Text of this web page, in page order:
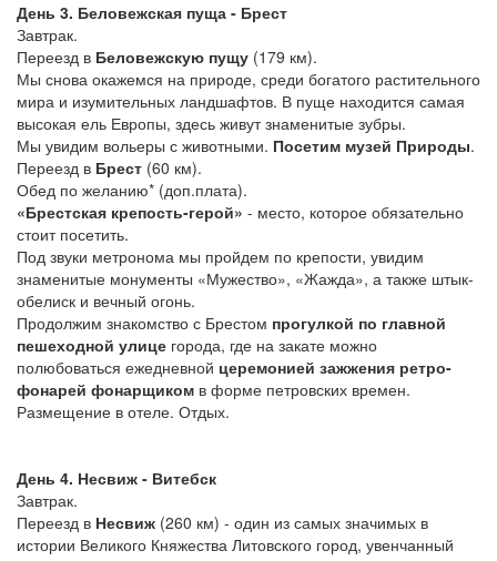
День 3. Беловежская пуща - Брест
Завтрак.
Переезд в Беловежскую пущу (179 км).
Мы снова окажемся на природе, среди богатого растительного
мира и изумительных ландшафтов. В пуще находится самая
высокая ель Европы, здесь живут знаменитые зубры.
Мы увидим вольеры с животными. Посетим музей Природы.
Переезд в Брест (60 км).
Обед по желанию* (доп.плата).
«Брестская крепость-герой» - место, которое обязательно
стоит посетить.
Под звуки метронома мы пройдем по крепости, увидим
знаменитые монументы «Мужество», «Жажда», а также штык-
обелиск и вечный огонь.
Продолжим знакомство с Брестом прогулкой по главной
пешеходной улице города, где на закате можно
полюбоваться ежедневной церемонией зажжения ретро-
фонарей фонарщиком в форме петровских времен.
Размещение в отеле. Отдых.
День 4. Несвиж - Витебск
Завтрак.
Переезд в Несвиж (260 км) - один из самых значимых в
истории Великого Княжества Литовского город, увенчанный